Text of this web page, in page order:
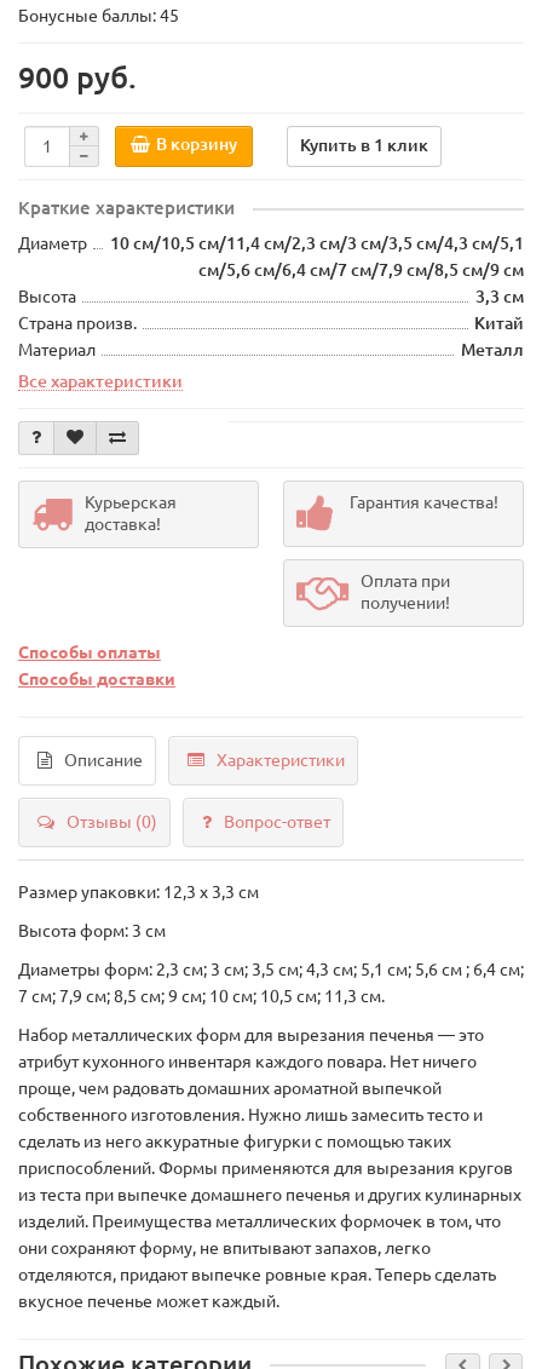
Бонусные баллы: 45
900 руб.
В корзину Купить в 1 клик
Краткие характеристики
Диаметр
10 см/10,5 см/11,4 см/2,3 см/3 см/3,5 см/4,3 см/5,1
см/5,6 см/6,4 см/7 см/7,9 см/8,5 см/9 см
Высота
3,3 см
Страна произв.
Китай
Материал
Металл
Все характеристики
Курьерская
доставка!
Гарантия качества!
Оплата при
получении!
Способы оплаты
Способы доставки
Описание Характеристики
Отзывы (0) Вопрос-ответ
Размер упаковки: 12,3 х 3,3 см
Высота форм: 3 см
Диаметры форм: 2,3 см; 3 см; 3,5 см; 4,3 см; 5,1 см; 5,6 см ; 6,4 см;
7 см; 7,9 см; 8,5 см; 9 см; 10 см; 10,5 см; 11,3 см.
Набор металлических форм для вырезания печенья — это
атрибут кухонного инвентаря каждого повара. Нет ничего
проще, чем радовать домашних ароматной выпечкой
собственного изготовления. Нужно лишь замесить тесто и
сделать из него аккуратные фигурки с помощью таких
приспособлений. Формы применяются для вырезания кругов
из теста при выпечке домашнего печенья и других кулинарных
изделий. Преимущества металлических формочек в том, что
они сохраняют форму, не впитывают запахов, легко
отделяются, придают выпечке ровные края. Теперь сделать
вкусное печенье может каждый.